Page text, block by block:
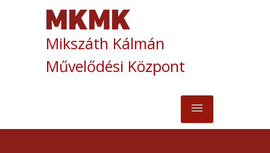
Mikszáth Kálmán
Művelődési Központ